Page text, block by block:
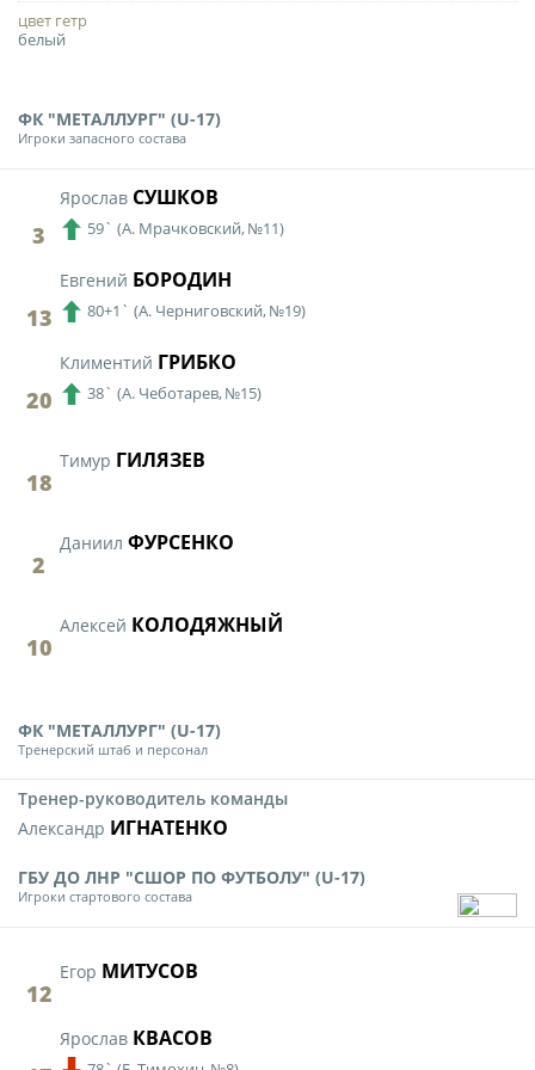
Команды
Дисквалификации
О турнире
Архив турниров
Регламентирующие документы
цвет гетр
белый
ФК "МЕТАЛЛУРГ" (U-17)
Игроки запасного состава
3
Ярослав СУШКОВ
59` (А. Мрачковский, №11)
13
Евгений БОРОДИН
80+1` (А. Черниговский, №19)
20
Климентий ГРИБКО
38` (А. Чеботарев, №15)
18
Тимур ГИЛЯЗЕВ
2
Даниил ФУРСЕНКО
10
Алексей КОЛОДЯЖНЫЙ
ФК "МЕТАЛЛУРГ" (U-17)
Тренерский штаб и персонал
Тренер-руководитель команды
Александр ИГНАТЕНКО
ГБУ ДО ЛНР "СШОР ПО ФУТБОЛУ" (U-17)
Игроки стартового состава
12
Егор МИТУСОВ
Ярослав КВАСОВ